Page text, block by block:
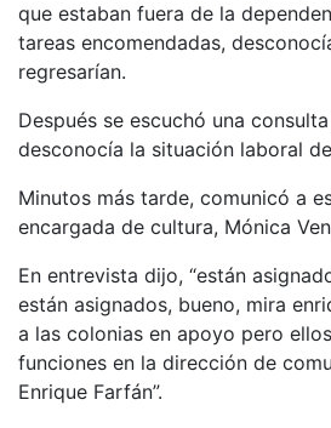
que estaban fuera de la
tareas encomendadas,
regresarían.
Después se escuchó una
desconocía la situación laboral
Minutos más tarde, comunicó a
encargada de cultura, Mónica
En entrevista dijo, “están
están asignados, bueno, mira
a las colonias en apoyo pero
funciones en la dirección de
Enrique Farfán”.